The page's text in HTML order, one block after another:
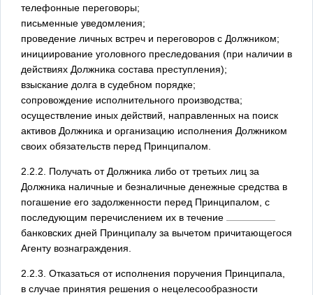
телефонные переговоры;
письменные уведомления;
проведение личных встреч и переговоров с Должником;
инициирование уголовного преследования (при наличии в
действиях Должника состава преступления);
взыскание долга в судебном порядке;
сопровождение исполнительного производства;
осуществление иных действий, направленных на поиск
активов Должника и организацию исполнения Должником
своих обязательств перед Принципалом.
2.2.2. Получать от Должника либо от третьих лиц за
Должника наличные и безналичные денежные средства в
погашение его задолженности перед Принципалом, с
последующим перечислением их в течение
банковских дней Принципалу за вычетом причитающегося
Агенту вознаграждения.
2.2.3. Отказаться от исполнения поручения Принципала,
в случае принятия решения о нецелесообразности